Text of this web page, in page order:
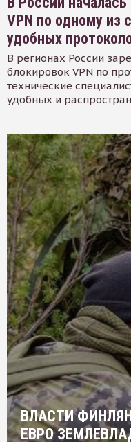
VPN по одному из
удобных
В регионах России
блокировок VPN по
технические
удобных и
ВЛАСТИ
ЕВРО